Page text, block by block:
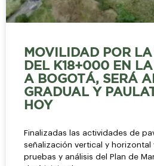
MOVILIDAD POR
DEL K18+000 EN
A BOGOTÁ, SERÁ
GRADUAL Y
HOY
Finalizadas las actividades de
señalización vertical y horizontal
pruebas y análisis del Plan de